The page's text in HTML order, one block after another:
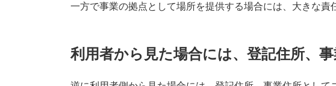
一方で事業の拠点として場所を提供する場合には、大きな責
利用者から見た場合には、登記住所、